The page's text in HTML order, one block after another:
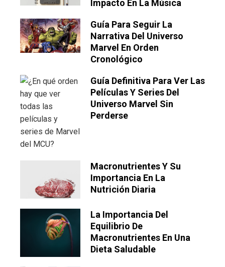
Impacto En La Música
Guía Para Seguir La
Narrativa Del Universo
Marvel En Orden
Cronológico
Guía Definitiva Para Ver Las
Películas Y Series Del
Universo Marvel Sin
Perderse
Macronutrientes Y Su
Importancia En La
Nutrición Diaria
La Importancia Del
Equilibrio De
Macronutrientes En Una
Dieta Saludable